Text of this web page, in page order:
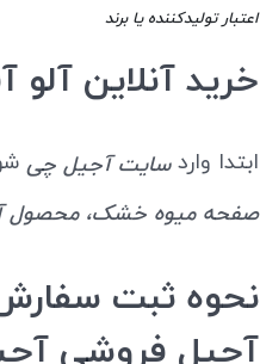
اعتبار تولیدکننده یا برند
خرید آنلاین
ابتدا واردسایت آجیل چی
صفحه میوه خشک، محصول
نحوه ثبت
آجیل فروشی